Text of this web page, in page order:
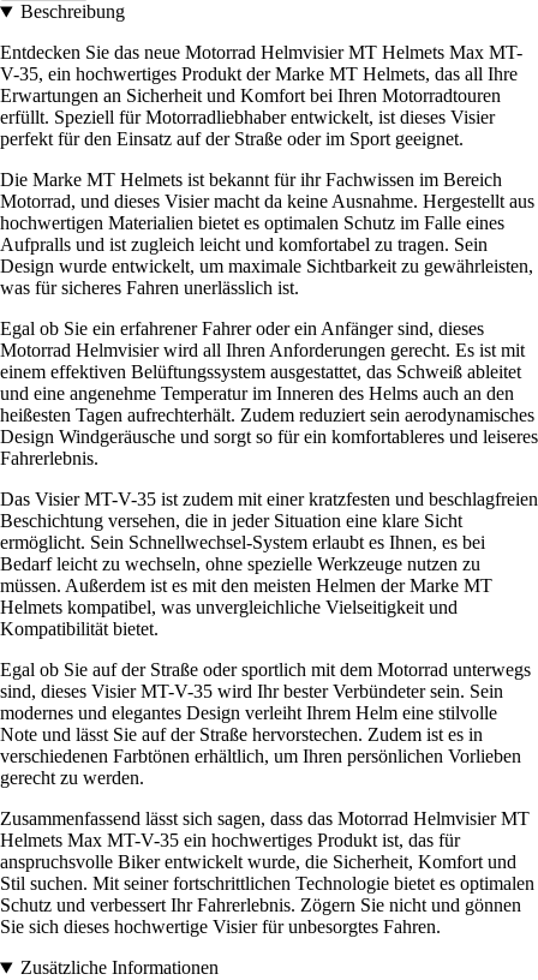
Beschreibung
Entdecken Sie das neue Motorrad Helmvisier MT Helmets Max MT-
V-35, ein hochwertiges Produkt der Marke MT Helmets, das all Ihre
Erwartungen an Sicherheit und Komfort bei Ihren Motorradtouren
erfüllt. Speziell für Motorradliebhaber entwickelt, ist dieses Visier
perfekt für den Einsatz auf der Straße oder im Sport geeignet.
Die Marke MT Helmets ist bekannt für ihr Fachwissen im Bereich
Motorrad, und dieses Visier macht da keine Ausnahme. Hergestellt aus
hochwertigen Materialien bietet es optimalen Schutz im Falle eines
Aufpralls und ist zugleich leicht und komfortabel zu tragen. Sein
Design wurde entwickelt, um maximale Sichtbarkeit zu gewährleisten,
was für sicheres Fahren unerlässlich ist.
Egal ob Sie ein erfahrener Fahrer oder ein Anfänger sind, dieses
Motorrad Helmvisier wird all Ihren Anforderungen gerecht. Es ist mit
einem effektiven Belüftungssystem ausgestattet, das Schweiß ableitet
und eine angenehme Temperatur im Inneren des Helms auch an den
heißesten Tagen aufrechterhält. Zudem reduziert sein aerodynamisches
Design Windgeräusche und sorgt so für ein komfortableres und leiseres
Fahrerlebnis.
Das Visier MT-V-35 ist zudem mit einer kratzfesten und beschlagfreien
Beschichtung versehen, die in jeder Situation eine klare Sicht
ermöglicht. Sein Schnellwechsel-System erlaubt es Ihnen, es bei
Bedarf leicht zu wechseln, ohne spezielle Werkzeuge nutzen zu
müssen. Außerdem ist es mit den meisten Helmen der Marke MT
Helmets kompatibel, was unvergleichliche Vielseitigkeit und
Kompatibilität bietet.
Egal ob Sie auf der Straße oder sportlich mit dem Motorrad unterwegs
sind, dieses Visier MT-V-35 wird Ihr bester Verbündeter sein. Sein
modernes und elegantes Design verleiht Ihrem Helm eine stilvolle
Note und lässt Sie auf der Straße hervorstechen. Zudem ist es in
verschiedenen Farbtönen erhältlich, um Ihren persönlichen Vorlieben
gerecht zu werden.
Zusammenfassend lässt sich sagen, dass das Motorrad Helmvisier MT
Helmets Max MT-V-35 ein hochwertiges Produkt ist, das für
anspruchsvolle Biker entwickelt wurde, die Sicherheit, Komfort und
Stil suchen. Mit seiner fortschrittlichen Technologie bietet es optimalen
Schutz und verbessert Ihr Fahrerlebnis. Zögern Sie nicht und gönnen
Sie sich dieses hochwertige Visier für unbesorgtes Fahren.
Zusätzliche Informationen